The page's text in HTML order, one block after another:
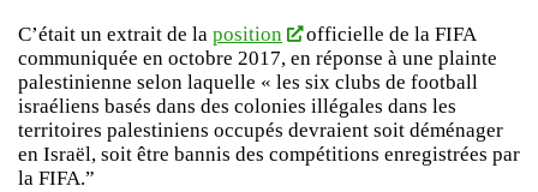
C’était un extrait de la position
officielle de la FIFA
communiquée en octobre 2017, en réponse à une plainte
palestinienne selon laquelle « les six clubs de football
israéliens basés dans des colonies illégales dans les
territoires palestiniens occupés devraient soit déménager
en Israël, soit être bannis des compétitions enregistrées par
la FIFA.”